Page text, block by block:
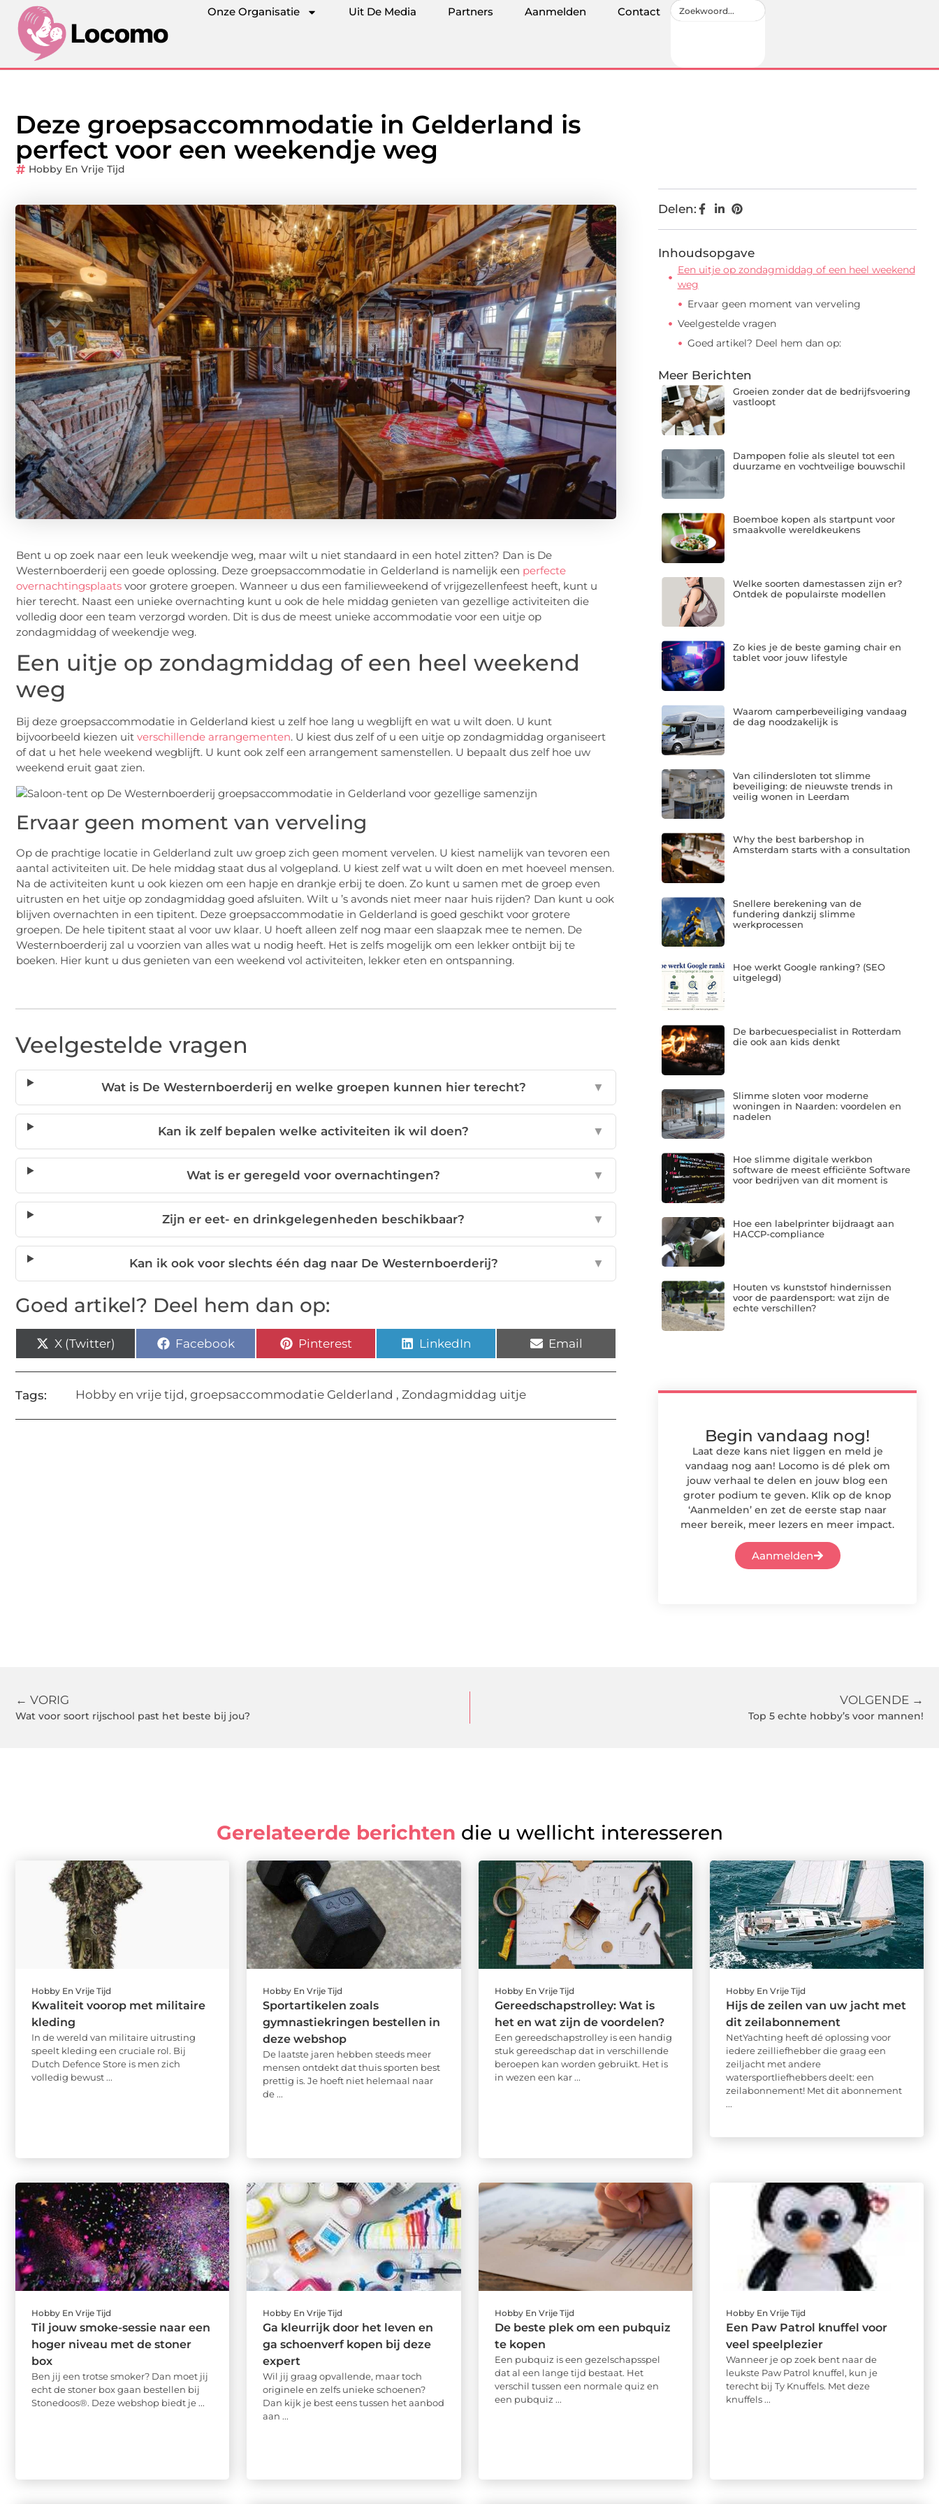
Onze Organisatie Uit De Media Partners Aanmelden Contact
Deze groepsaccommodatie in Gelderland is
perfect voor een weekendje weg
Hobby En Vrije Tijd
Bent u op zoek naar een leuk weekendje weg, maar wilt u niet standaard in een hotel zitten? Dan is De
Westernboerderij een goede oplossing. Deze groepsaccommodatie in Gelderland is namelijk een perfecte
overnachtingsplaats voor grotere groepen. Wanneer u dus een familieweekend of vrijgezellenfeest heeft, kunt u
hier terecht. Naast een unieke overnachting kunt u ook de hele middag genieten van gezellige activiteiten die
volledig door een team verzorgd worden. Dit is dus de meest unieke accommodatie voor een uitje op
zondagmiddag of weekendje weg.
Een uitje op zondagmiddag of een heel weekend
weg
Bij deze groepsaccommodatie in Gelderland kiest u zelf hoe lang u wegblijft en wat u wilt doen. U kunt
bijvoorbeeld kiezen uit verschillende arrangementen. U kiest dus zelf of u een uitje op zondagmiddag organiseert
of dat u het hele weekend wegblijft. U kunt ook zelf een arrangement samenstellen. U bepaalt dus zelf hoe uw
weekend eruit gaat zien.
Ervaar geen moment van verveling
Op de prachtige locatie in Gelderland zult uw groep zich geen moment vervelen. U kiest namelijk van tevoren een
aantal activiteiten uit. De hele middag staat dus al volgepland. U kiest zelf wat u wilt doen en met hoeveel mensen.
Na de activiteiten kunt u ook kiezen om een hapje en drankje erbij te doen. Zo kunt u samen met de groep even
uitrusten en het uitje op zondagmiddag goed afsluiten. Wilt u ’s avonds niet meer naar huis rijden? Dan kunt u ook
blijven overnachten in een tipitent. Deze groepsaccommodatie in Gelderland is goed geschikt voor grotere
groepen. De hele tipitent staat al voor uw klaar. U hoeft alleen zelf nog maar een slaapzak mee te nemen. De
Westernboerderij zal u voorzien van alles wat u nodig heeft. Het is zelfs mogelijk om een lekker ontbijt bij te
boeken. Hier kunt u dus genieten van een weekend vol activiteiten, lekker eten en ontspanning.
Veelgestelde vragen
Wat is De Westernboerderij en welke groepen kunnen hier terecht? ▼
Kan ik zelf bepalen welke activiteiten ik wil doen? ▼
Wat is er geregeld voor overnachtingen? ▼
Zijn er eet- en drinkgelegenheden beschikbaar? ▼
Kan ik ook voor slechts één dag naar De Westernboerderij? ▼
Goed artikel? Deel hem dan op:
X (Twitter) Facebook Pinterest LinkedIn Email
Tags: Hobby en vrije tijd, groepsaccommodatie Gelderland , Zondagmiddag uitje
Delen:
Inhoudsopgave
Een uitje op zondagmiddag of een heel weekend
weg
Ervaar geen moment van verveling
Veelgestelde vragen
Goed artikel? Deel hem dan op:
Meer Berichten
Groeien zonder dat de bedrijfsvoering
vastloopt
Dampopen folie als sleutel tot een
duurzame en vochtveilige bouwschil
Boemboe kopen als startpunt voor
smaakvolle wereldkeukens
Welke soorten damestassen zijn er?
Ontdek de populairste modellen
Zo kies je de beste gaming chair en
tablet voor jouw lifestyle
Waarom camperbeveiliging vandaag
de dag noodzakelijk is
Van cilindersloten tot slimme
beveiliging: de nieuwste trends in
veilig wonen in Leerdam
Why the best barbershop in
Amsterdam starts with a consultation
Snellere berekening van de
fundering dankzij slimme
werkprocessen
Hoe werkt Google ranking? (SEO
uitgelegd)
De barbecuespecialist in Rotterdam
die ook aan kids denkt
Slimme sloten voor moderne
woningen in Naarden: voordelen en
nadelen
Hoe slimme digitale werkbon
software de meest efficiënte Software
voor bedrijven van dit moment is
Hoe een labelprinter bijdraagt aan
HACCP-compliance
Houten vs kunststof hindernissen
voor de paardensport: wat zijn de
echte verschillen?
Begin vandaag nog!
Laat deze kans niet liggen en meld je
vandaag nog aan! Locomo is dé plek om
jouw verhaal te delen en jouw blog een
groter podium te geven. Klik op de knop
‘Aanmelden’ en zet de eerste stap naar
meer bereik, meer lezers en meer impact.
Aanmelden
← VORIG
Wat voor soort rijschool past het beste bij jou?
VOLGENDE →
Top 5 echte hobby’s voor mannen!
Gerelateerde berichten die u wellicht interesseren
Hobby En Vrije Tijd
Kwaliteit voorop met militaire
kleding
In de wereld van militaire uitrusting
speelt kleding een cruciale rol. Bij
Dutch Defence Store is men zich
volledig bewust ...
Hobby En Vrije Tijd
Sportartikelen zoals
gymnastiekringen bestellen in
deze webshop
De laatste jaren hebben steeds meer
mensen ontdekt dat thuis sporten best
prettig is. Je hoeft niet helemaal naar
de ...
Hobby En Vrije Tijd
Gereedschapstrolley: Wat is
het en wat zijn de voordelen?
Een gereedschapstrolley is een handig
stuk gereedschap dat in verschillende
beroepen kan worden gebruikt. Het is
in wezen een kar ...
Hobby En Vrije Tijd
Hijs de zeilen van uw jacht met
dit zeilabonnement
NetYachting heeft dé oplossing voor
iedere zeilliefhebber die graag een
zeiljacht met andere
watersportliefhebbers deelt: een
zeilabonnement! Met dit abonnement
...
Hobby En Vrije Tijd
Til jouw smoke-sessie naar een
hoger niveau met de stoner
box
Ben jij een trotse smoker? Dan moet jij
echt de stoner box gaan bestellen bij
Stonedoos®. Deze webshop biedt je ...
Hobby En Vrije Tijd
Ga kleurrijk door het leven en
ga schoenverf kopen bij deze
expert
Wil jij graag opvallende, maar toch
originele en zelfs unieke schoenen?
Dan kijk je best eens tussen het aanbod
aan ...
Hobby En Vrije Tijd
De beste plek om een pubquiz
te kopen
Een pubquiz is een gezelschapsspel
dat al een lange tijd bestaat. Het
verschil tussen een normale quiz en
een pubquiz ...
Hobby En Vrije Tijd
Een Paw Patrol knuffel voor
veel speelplezier
Wanneer je op zoek bent naar de
leukste Paw Patrol knuffel, kun je
terecht bij Ty Knuffels. Met deze
knuffels ...